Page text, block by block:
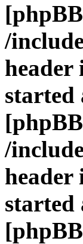
/
header
started
/
header
started